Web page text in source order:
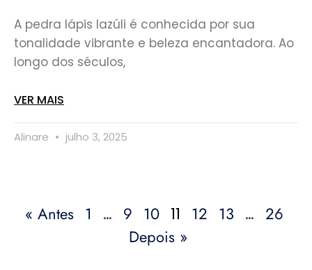
A pedra lápis lazúli é conhecida por sua
tonalidade vibrante e beleza encantadora. Ao
longo dos séculos,
VER MAIS
Alinare julho 3, 2025
« Antes 1 … 9 10 11 12 13 … 26
Depois »